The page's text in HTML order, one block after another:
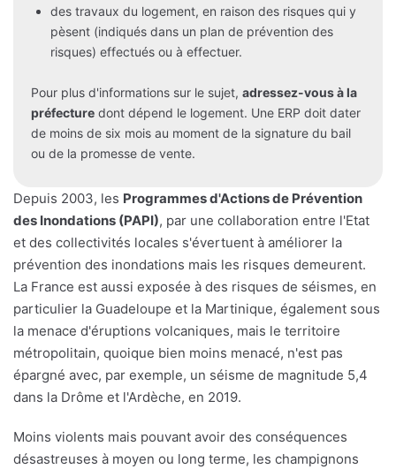
des travaux du logement, en raison des risques qui y
pèsent (indiqués dans un plan de prévention des
risques) effectués ou à effectuer.
Pour plus d'informations sur le sujet, adressez-vous à la
préfecture dont dépend le logement. Une ERP doit dater
de moins de six mois au moment de la signature du bail
ou de la promesse de vente.
Depuis 2003, les Programmes d'Actions de Prévention
des Inondations (PAPI), par une collaboration entre l'Etat
et des collectivités locales s'évertuent à améliorer la
prévention des inondations mais les risques demeurent.
La France est aussi exposée à des risques de séismes, en
particulier la Guadeloupe et la Martinique, également sous
la menace d'éruptions volcaniques, mais le territoire
métropolitain, quoique bien moins menacé, n'est pas
épargné avec, par exemple, un séisme de magnitude 5,4
dans la Drôme et l'Ardèche, en 2019.
Moins violents mais pouvant avoir des conséquences
désastreuses à moyen ou long terme, les champignons